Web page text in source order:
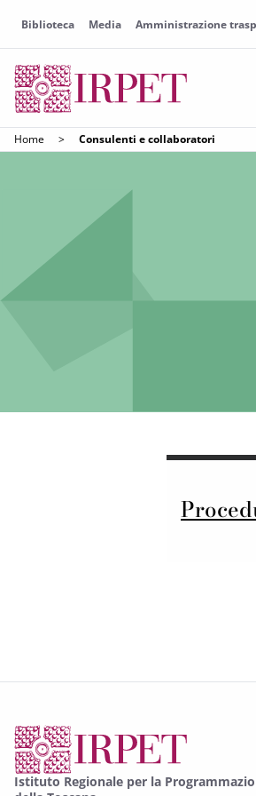
Biblioteca Media Amministrazione
Home > Consulenti e collaboratori
Istituto Regionale per la